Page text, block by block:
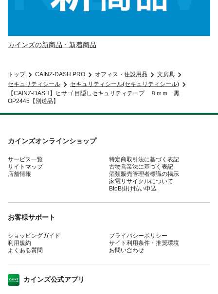
カインズの新商品・新着商品
トップ CAINZ-DASH PRO オフィス・住設用品
文房具
セキュリティシール
セキュリティシール(セキュリティシール)
【CAINZ-DASH】ヒサゴ 目隠しセキュリティテープ ８ｍｍ 黒
OP2445【別送品】
カインズオンラインショップ
サービス一覧
サイトマップ
店舗情報
特定商取引法に基づく表記
古物営業法に基づく表記
酒類販売管理者標識の掲示
家電リサイクルについて
BtoB掛け払い申込
お客様サポート
ショッピングガイド
利用規約
よくある質問
プライバシーポリシー
サイト利用条件・推奨環境
お問い合わせ
カインズ公式アプリ